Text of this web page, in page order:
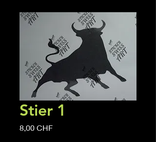
Stier 1
8,00 CHFPrecio